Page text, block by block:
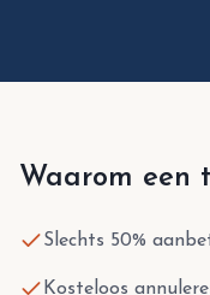
Waarom een
Slechts 50%
Kosteloos